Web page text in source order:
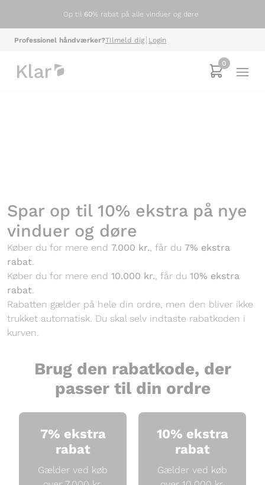
Op til 60% rabat på alle vinduer og døre
Professionel håndværker?TIlmeld dig Login
0
Spar op til 10% ekstra på nye
vinduer og døre
Køber du for mere end 7.000 kr., får du 7% ekstra
rabat.
Køber du for mere end 10.000 kr., får du 10% ekstra
rabat.
Rabatten gælder på hele din ordre, men den bliver ikke
trukket automatisk. Du skal selv indtaste rabatkoden i
kurven.
Brug den rabatkode, der
passer til din ordre
7% ekstra
rabat
Gælder ved køb
10% ekstra
rabat
Gælder ved køb